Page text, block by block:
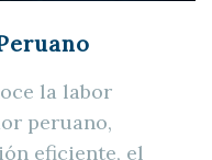
la labor
peruano,
eficiente, el